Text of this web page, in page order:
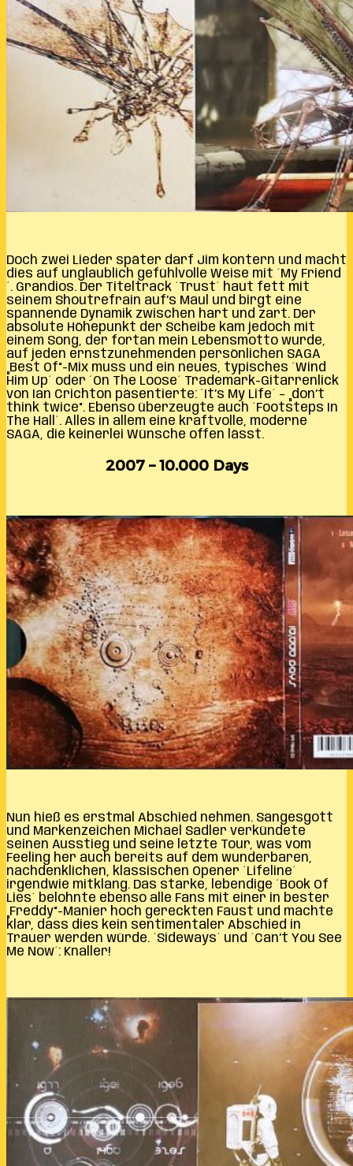
Doch zwei Lieder später darf Jim kontern und macht
dies auf unglaublich gefühlvolle Weise mit ´My Friend
´. Grandios. Der Titeltrack ´Trust´ haut fett mit
seinem Shoutrefrain auf’s Maul und birgt eine
spannende Dynamik zwischen hart und zart. Der
absolute Höhepunkt der Scheibe kam jedoch mit
einem Song, der fortan mein Lebensmotto wurde,
auf jeden ernstzunehmenden persönlichen SAGA
„Best Of“-Mix muss und ein neues, typisches ´Wind
Him Up´ oder ´On The Loose´ Trademark-Gitarrenlick
von Ian Crichton päsentierte: ´It’s My Life´ – „don’t
think twice“. Ebenso überzeugte auch ´Footsteps In
The Hall´. Alles in allem eine kraftvolle, moderne
SAGA, die keinerlei Wünsche offen lässt.
2007 – 10.000 Days
Nun hieß es erstmal Abschied nehmen. Sangesgott
und Markenzeichen Michael Sadler verkündete
seinen Ausstieg und seine letzte Tour, was vom
Feeling her auch bereits auf dem wunderbaren,
nachdenklichen, klassischen Opener ´Lifeline´
irgendwie mitklang. Das starke, lebendige ´Book Of
Lies´ belohnte ebenso alle Fans mit einer in bester
„Freddy“-Manier hoch gereckten Faust und machte
klar, dass dies kein sentimentaler Abschied in
Trauer werden würde. ´Sideways´ und ´Can’t You See
Me Now´: Knaller!